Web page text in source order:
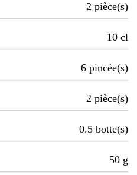
2 pièce(s)
10 cl
6 pincée(s)
2 pièce(s)
0.5 botte(s)
50 g